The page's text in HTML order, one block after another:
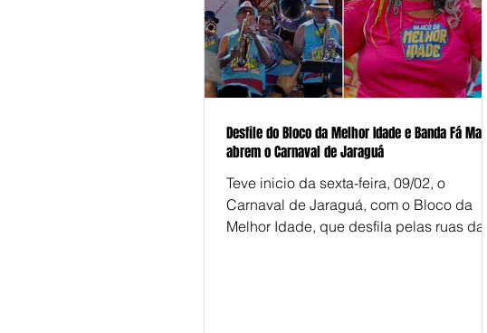
Desfile do Bloco da Melhor Idade e Banda Fá Maior
abrem o Carnaval de Jaraguá
Teve inicio da sexta-feira, 09/02, o
Carnaval de Jaraguá, com o Bloco da
Melhor Idade, que desfila pelas ruas da